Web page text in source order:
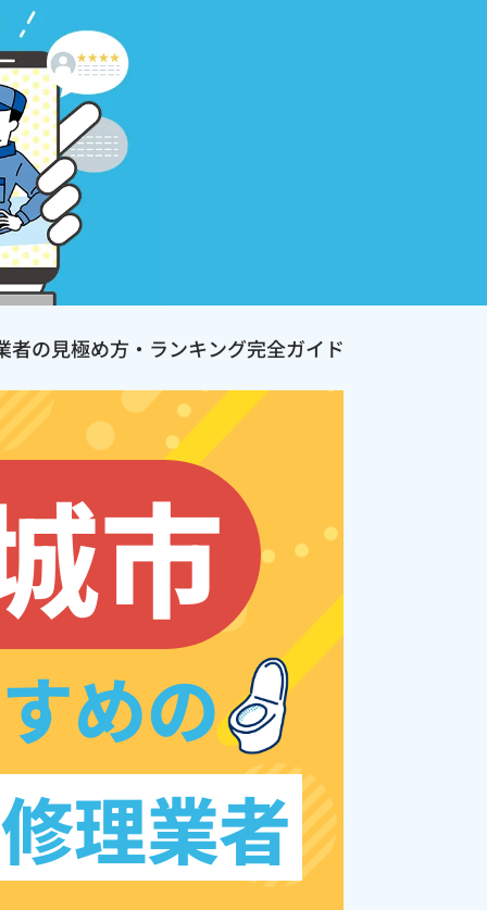
の見極め方・ランキング完全ガイド
市
めの
理業者